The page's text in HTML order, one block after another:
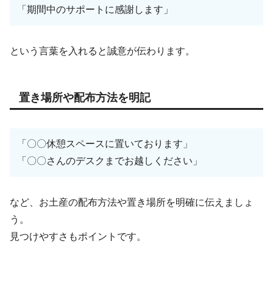
「期間中のサポートに感謝します」
という言葉を入れると誠意が伝わります。
置き場所や配布方法を明記
「〇〇休憩スペースに置いております」
「〇〇さんのデスクまでお越しください」
など、お土産の配布方法や置き場所を明確に伝えましょ
う。
見つけやすさもポイントです。